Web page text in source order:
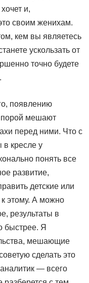
и,
своим женихам.
кем вы являетесь
ускользать от
точно будете
появлению
мешают
перед ними. Что с
в кресле у
понять все
развитие,
детские или
этому. А можно
результаты в
быстрее. Я
мешающие
сделать это
— всего